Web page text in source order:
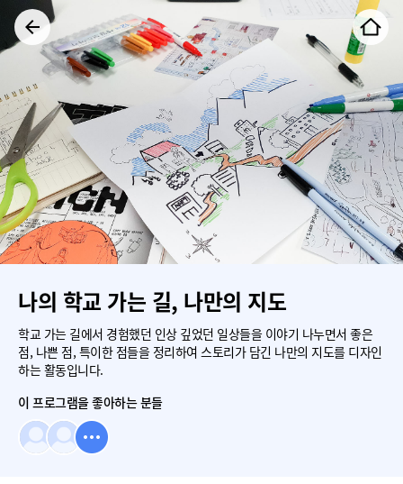
나의 학교 가는 길, 나만의 지도
학교 가는 길에서 경험했던 인상 깊었던 일상들을 이야기 나누면서 좋은
점, 나쁜 점, 특이한 점들을 정리하여 스토리가 담긴 나만의 지도를 디자인
하는 활동입니다.
이 프로그램을 좋아하는 분들